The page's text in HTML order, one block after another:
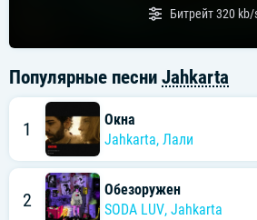
Битрейт320 kb/
Популярные песни Jahkarta
1
Окна
Jahkarta, Лали
2
Обезоружен
SODA LUV, Jahkarta